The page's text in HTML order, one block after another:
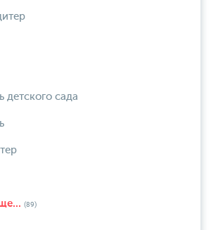
детского сада
(89)